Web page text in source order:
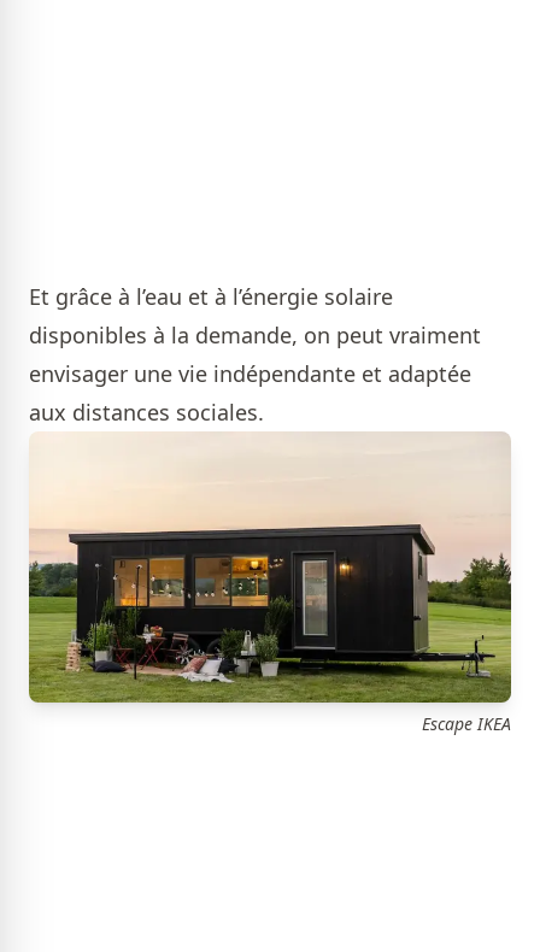
Et grâce à l’eau et à l’énergie solaire
disponibles à la demande, on peut vraiment
envisager une vie indépendante et adaptée
aux distances sociales.
Escape IKEA